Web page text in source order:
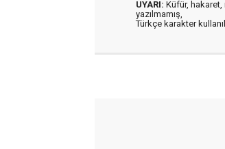
UYARI: Küfür, hakaret,
yazılmamış,
Türkçe karakter